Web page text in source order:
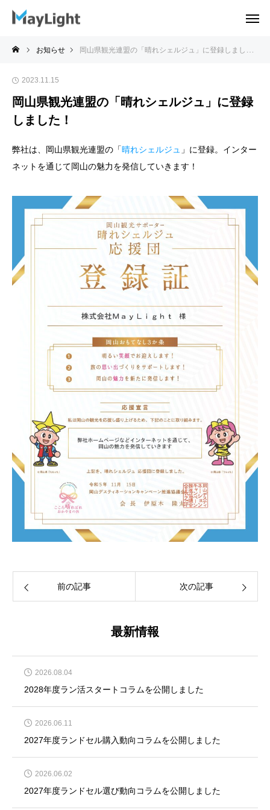
お知らせ 岡山県観光連盟の「晴れシェルジュ」に登録しました！
2023.11.15
岡山県観光連盟の「晴れシェルジュ」に登録
しました！
弊社は、岡山県観光連盟の「晴れシェルジュ 」に登録。インター
ネットを通じて岡山の魅力を発信していきます！
前の記事 次の記事
最新情報
2026.08.04
2028年度ラン活スタートコラムを公開しました
2026.06.11
2027年度ランドセル購入動向コラムを公開しました
2026.06.02
2027年度ランドセル選び動向コラムを公開しました